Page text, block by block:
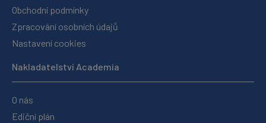
Obchodní podmínky
Zpracování osobních údajů
Nastavení cookies
Nakladatelství Academia
O nás
Ediční plán